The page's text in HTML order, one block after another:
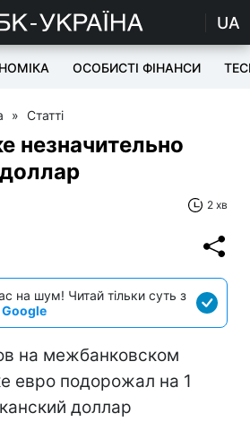
UA
ОСОБИСТІ ФІНАНСИ
» Статті
незначительно
2 хв
на шум! Читай тільки суть з
Google
на межбанковском
евро подорожал на 1
доллар